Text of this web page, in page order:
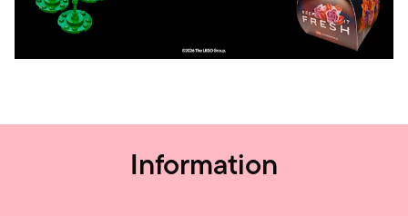
Information